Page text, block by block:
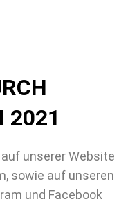
2021
unserer Website
sowie auf unseren
und Facebook